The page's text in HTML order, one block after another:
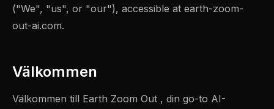
("We", "us", or "our"), accessible at earth-zoom-
out-ai.com.
Välkommen
Välkommen till Earth Zoom Out , din go-to AI-